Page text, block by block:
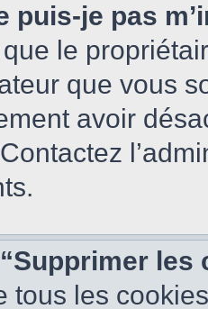
puis-je pas
le
que vous
avoir
les
tous les